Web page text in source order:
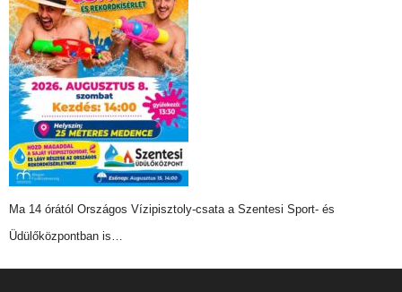
Ma 14 órától Országos Vízipisztoly-csata a Szentesi Sport- és
Üdülőközpontban is…